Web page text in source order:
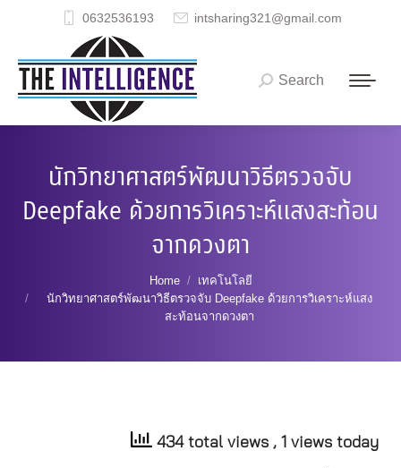
0632536193 intsharing321@gmail.com
Search:
Search
นักวิทยาศาสตร์พัฒนาวิธีตรวจจับ
Deepfake ด้วยการวิเคราะห์แสงสะท้อน
จากดวงตา
Home
เทคโนโลยี
นักวิทยาศาสตร์พัฒนาวิธีตรวจจับ Deepfake ด้วยการวิเคราะห์แสง
สะท้อนจากดวงตา
434 total views , 1 views today